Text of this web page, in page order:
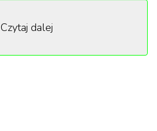
Czytaj dalej